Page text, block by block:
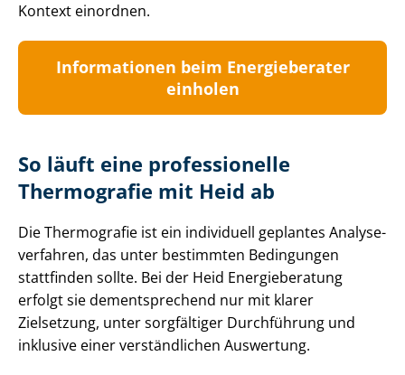
Kontext einordnen.
Informationen beim Energieberater
einholen
So läuft eine professionelle
Thermografie mit Heid ab
Die Thermografie ist ein individuell geplantes Ana­ly­se­
ver­fah­ren, das unter bestimmten Bedingungen
stattfinden sollte. Bei der Heid Energieberatung
erfolgt sie dementsprechend nur mit klarer
Zielsetzung, unter sorgfältiger Durchführung und
inklusive einer verständlichen Auswertung.